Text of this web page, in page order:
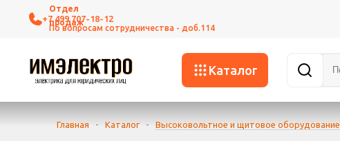
+7 499 707-18-12
Каталог
Главная - Каталог - Высоковольтное и щитовое оборудование